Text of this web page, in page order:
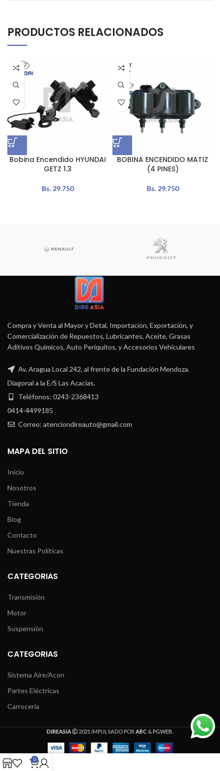
PRODUCTOS RELACIONADOS
Bobina Encendido HYUNDAI
GETZ 1.3
Bs.29.750
AGOT
ADO
BOBINA ENCENDIDO MATIZ
(4 PINES)
Bs.29.750
Compra y Venta al Mayor y Detal, Importación, Exportación, y
Comercialización de Repuestos, Lubricantes, Aceite, Grasas
Aditivos Químicos, Auto Periquitos, y Accesorios Vehiculares
Av. Aragua Local 242, al frente de la Fundación Mendoza.
Diagonal a la E/S Las Acacias.
Teléfonos: 0243-2368413
0414-4499185
Correo: atenciondireauto@gmail.com
MAPA DEL SITIO
Inicio
Nosotros
Tienda
Blog
Contacto
Nuestras Políticas
CATEGORIAS
Transmisión
Motor
Suspensión
CATEGORIAS
Sistema Aire/Acon
Partes Eléctricas
Carrocería
DIREASIA 2021 IMPULSADO POR ABC &PGWEB
0